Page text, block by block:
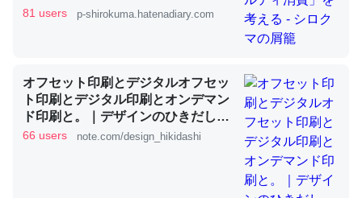
論文では「淡水はカルシウムも酸素も不足してて両方に不
利だから両方が拮抗してるのでは」とあって面白い。海に
いる鋏角類（カブトガニ・ウミグモ）はカルシウムを使わ
ずキチンを強化してる筈だが、酵素が違うのか？
─ニュース :: 【研究発表】昆虫学の大問題＝「昆虫はなぜ海にいな
81 users p-shirokuma.hatenadiary.com
オフセット印刷とデジタルオフセッ
ト印刷とデジタル印刷とオンデマン
ド印刷と。｜デザインのひきだし
津田淳子
66 users note.com/design_hikidashi